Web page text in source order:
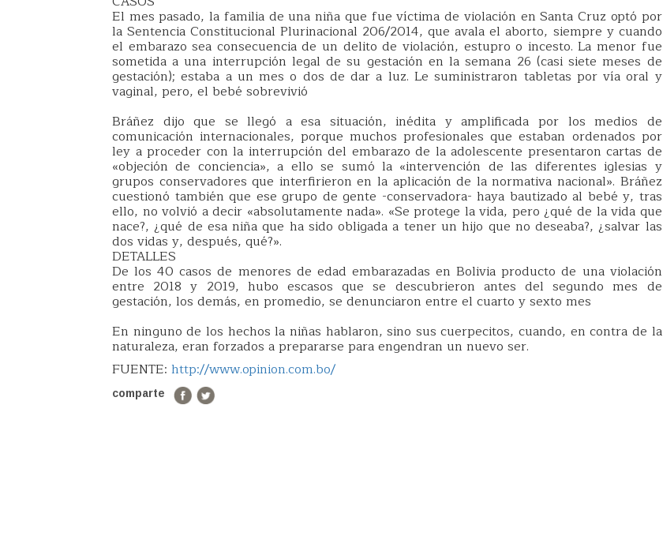
El mes pasado, la familia de una niña que fue víctima de violación en Santa Cruz optó por
la Sentencia Constitucional Plurinacional 206/2014, que avala el aborto, siempre y cuando
el embarazo sea consecuencia de un delito de violación, estupro o incesto. La menor fue
sometida a una interrupción legal de su gestación en la semana 26 (casi siete meses de
gestación); estaba a un mes o dos de dar a luz. Le suministraron tabletas por vía oral y
vaginal, pero, el bebé sobrevivió
Bráñez dijo que se llegó a esa situación, inédita y amplificada por los medios de
comunicación internacionales, porque muchos profesionales que estaban ordenados por
ley a proceder con la interrupción del embarazo de la adolescente presentaron cartas de
«objeción de conciencia», a ello se sumó la «intervención de las diferentes iglesias y
grupos conservadores que interfirieron en la aplicación de la normativa nacional». Bráñez
cuestionó también que ese grupo de gente -conservadora- haya bautizado al bebé y, tras
ello, no volvió a decir «absolutamente nada». «Se protege la vida, pero ¿qué de la vida que
nace?, ¿qué de esa niña que ha sido obligada a tener un hijo que no deseaba?, ¿salvar las
dos vidas y, después, qué?».
DETALLES
De los 40 casos de menores de edad embarazadas en Bolivia producto de una violación
entre 2018 y 2019, hubo escasos que se descubrieron antes del segundo mes de
gestación, los demás, en promedio, se denunciaron entre el cuarto y sexto mes
En ninguno de los hechos la niñas hablaron, sino sus cuerpecitos, cuando, en contra de la
naturaleza, eran forzados a prepararse para engendran un nuevo ser.
FUENTE: http://www.opinion.com.bo/
comparte